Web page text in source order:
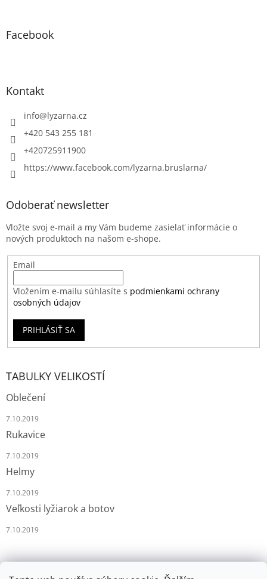
Facebook
Kontakt
info@lyzarna.cz
+420 543 255 181
+420725911900
https://www.facebook.com/lyzarna.bruslarna/
Odoberať newsletter
Vložte svoj e-mail a my Vám budeme zasielať informácie o
nových produktoch na našom e-shope.
Email
Vložením e-mailu súhlasíte s podmienkami ochrany
osobných údajov
PRIHLÁSIŤ SA
TABULKY VELIKOSTÍ
Oblečení
7.10.2019
Rukavice
7.10.2019
Helmy
7.10.2019
Veľkosti lyžiarok a botov
7.10.2019